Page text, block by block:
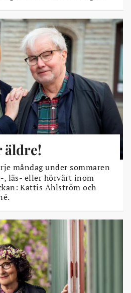
äldre!
måndag under sommaren
, läs- eller hörvärt inom
Kattis Ahlström och